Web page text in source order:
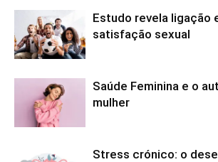
Estudo revela ligação
satisfação sexual
Saúde Feminina e o
mulher
Stress crónico: o